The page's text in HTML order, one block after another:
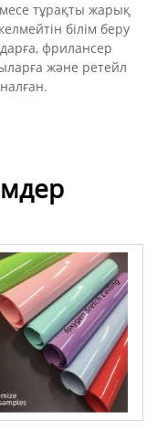
тұрақты жарық
білім беру
фрилансер
және ретейл